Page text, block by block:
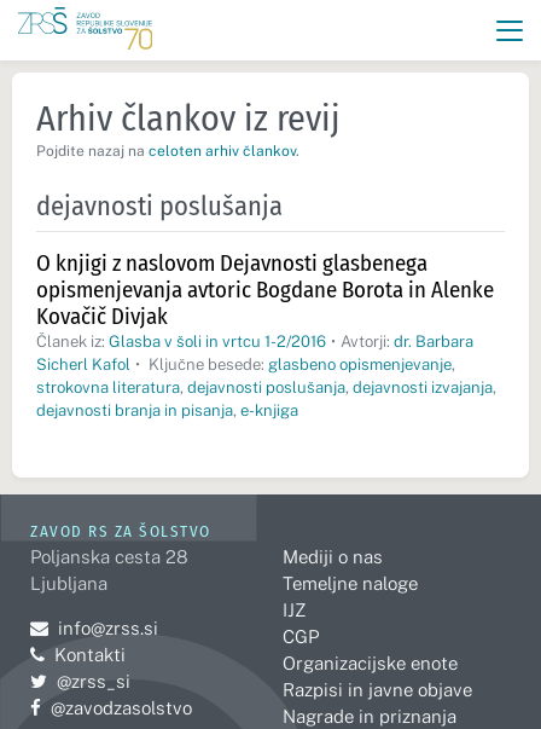
Arhiv člankov iz revij
Pojdite nazaj na celoten arhiv člankov.
dejavnosti poslušanja
O knjigi z naslovom Dejavnosti glasbenega
opismenjevanja avtoric Bogdane Borota in Alenke
Kovačič Divjak
Članek iz: Glasba v šoli in vrtcu 1-2/2016 • Avtorji: dr. Barbara
Sicherl Kafol • Ključne besede: glasbeno opismenjevanje,
strokovna literatura, dejavnosti poslušanja, dejavnosti izvajanja,
dejavnosti branja in pisanja, e-knjiga
ZAVOD RS ZA ŠOLSTVO
Poljanska cesta 28
Ljubljana
Pošljite e-mail na
info@zrss.si
Kontakti
Pojdite na Twitter:
@zrss_si
Pojdite na Facebook:
@zavodzasolstvo
Mediji o nas
Temeljne naloge
IJZ
CGP
Organizacijske enote
Razpisi in javne objave
Nagrade in priznanja